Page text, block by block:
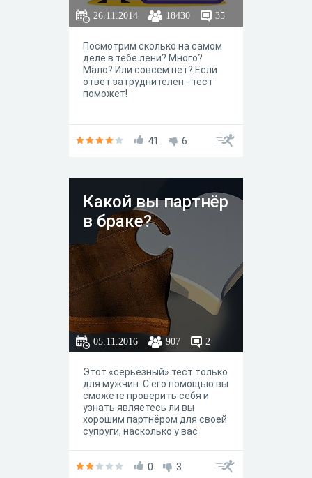
26.11.2014 18430 35
Посмотрим сколько на самом
деле в тебе лени? Много?
Мало? Или совсем нет? Если
ответ затруднителен - тест
поможет!
41 6
Какой вы партнёр
в браке?
05.11.2016 907 2
Этот «серьёзный» тест только
для мужчин. С его помощью вы
сможете проверить себя и
узнать являетесь ли вы
хорошим партнёром для своей
супруги, насколько у вас
0 3